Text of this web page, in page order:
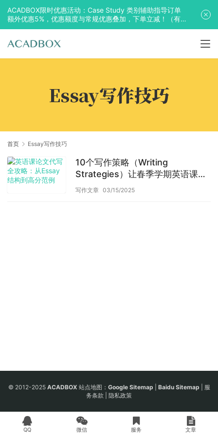
Essay写作技巧
首页 Essay写作技巧
10个写作策略（Writing
Strategies）让春季学期英语课轻
松过关
写作文章 03/15/2025
© 2012-2025 ACADBOX 站点地图： Google Sitemap Baidu Sitemap
服
务条款
隐私政策
QQ 微信 服务 文章
ACADBOX限时优惠活动：Case Study 类别辅助指导订单
额外优惠5%，优惠额度与常规优惠叠加，下单立减！（有
效期至2025年10月31日）